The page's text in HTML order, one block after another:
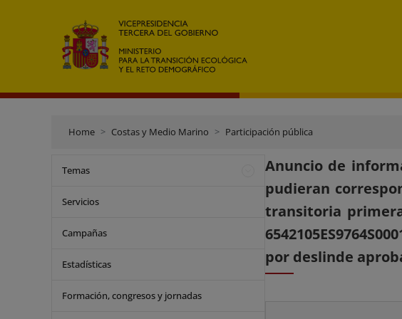
Home Costas y Medio Marino Participación pública
Temas
Servicios
Campañas
Estadísticas
Formación, congresos y jornadas
Anuncio de
pudieran
transitoria
por deslinde